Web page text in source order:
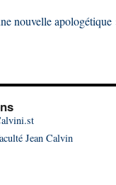
nouvelle apologétique
Jean Calvin